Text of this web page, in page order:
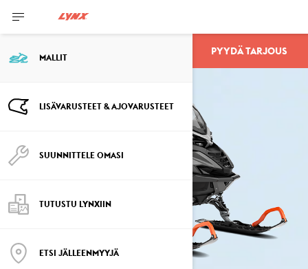
MALLIT
LISÄVARUSTEET & AJOVARUSTEET
SUUNNITTELE OMASI
TUTUSTU LYNXIIN
ETSI JÄLLEENMYYJÄ
49 RANGER PYYDÄ TARJOUS